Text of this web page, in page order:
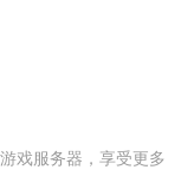
戏服务器，享受更多